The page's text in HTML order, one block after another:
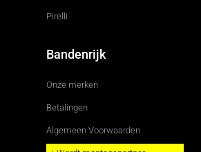
Pirelli
Bandenrijk
Onze merken
Betalingen
Algemeen Voorwaarden